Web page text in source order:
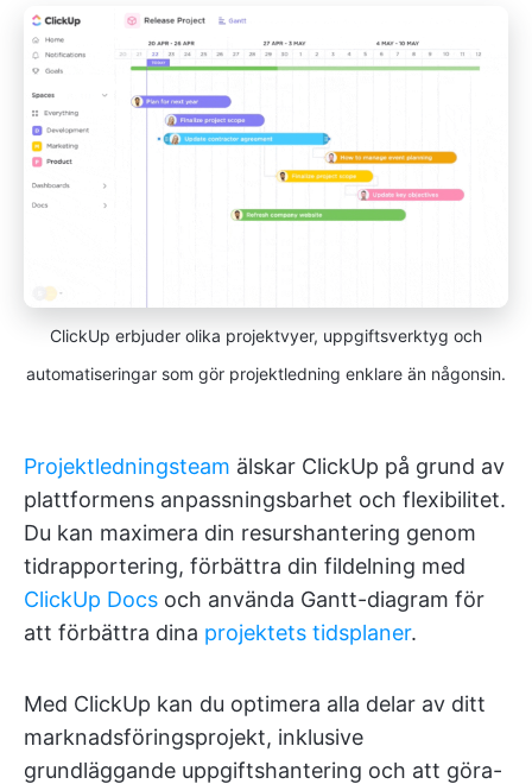
ClickUp erbjuder olika projektvyer, uppgiftsverktyg och
automatiseringar som gör projektledning enklare än någonsin.
Projektledningsteam älskar ClickUp på grund av
plattformens anpassningsbarhet och flexibilitet.
Du kan maximera din resurshantering genom
tidrapportering, förbättra din fildelning med
ClickUp Docs och använda Gantt-diagram för
att förbättra dina projektets tidsplaner.
Med ClickUp kan du optimera alla delar av ditt
marknadsföringsprojekt, inklusive
grundläggande uppgiftshantering och att göra-